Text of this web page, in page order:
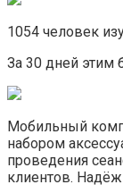
1054 человек
За 30 дней этим
Мобильный
набором
проведения
клиентов.